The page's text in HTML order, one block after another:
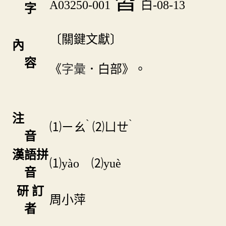
字 A03250-001 白-08-13
內
容
〔關鍵文獻〕
《字彙 ．白部》。
注
音
⑴ㄧㄠˋ ⑵ㄩㄝˋ
漢語拼
音
⑴yào ⑵yuè
研 訂
者
周小萍